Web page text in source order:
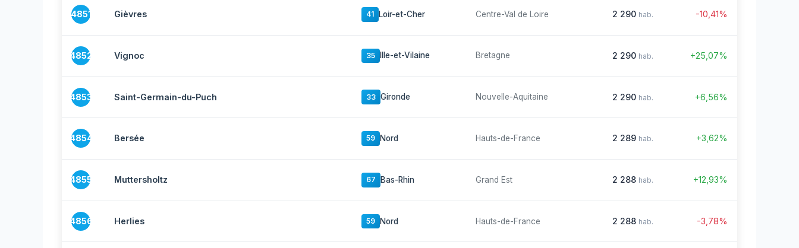
4851 Gièvres 41 Loir-et-Cher Centre-Val de Loire 2 290 hab. -10,41%
4852 Vignoc 35 Ille-et-Vilaine Bretagne 2 290 hab. +25,07%
4853 Saint-Germain-du-Puch 33 Gironde Nouvelle-Aquitaine 2 290 hab. +6,56%
4854 Bersée 59 Nord Hauts-de-France 2 289 hab. +3,62%
4855 Muttersholtz 67 Bas-Rhin Grand Est 2 288 hab. +12,93%
4856 Herlies 59 Nord Hauts-de-France 2 288 hab. -3,78%